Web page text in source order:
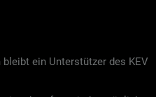
ein Unterstützer des KEV